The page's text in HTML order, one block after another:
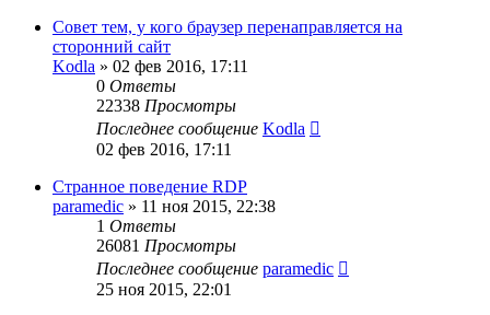
Совет тем, у кого браузер перенаправляется на
сторонний сайт
Kodla » 02 фев 2016, 17:11
0 Ответы
22338 Просмотры
Последнее сообщение Kodla
02 фев 2016, 17:11
Странное поведение RDP
paramedic » 11 ноя 2015, 22:38
1 Ответы
26081 Просмотры
Последнее сообщение paramedic
25 ноя 2015, 22:01